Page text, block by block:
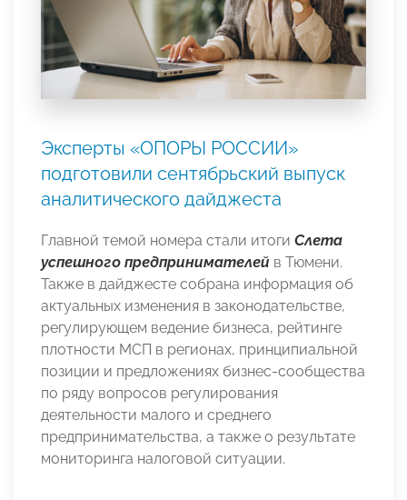
Эксперты «ОПОРЫ РОССИИ»
подготовили сентябрьский выпуск
аналитического дайджеста
Главной темой номера стали итоги Слета
успешного предпринимателей в Тюмени.
Также в дайджесте собрана информация об
актуальных изменения в законодательстве,
регулирующем ведение бизнеса, рейтинге
плотности МСП в регионах, принципиальной
позиции и предложениях бизнес-сообщества
по ряду вопросов регулирования
деятельности малого и среднего
предпринимательства, а также о результате
мониторинга налоговой ситуации.